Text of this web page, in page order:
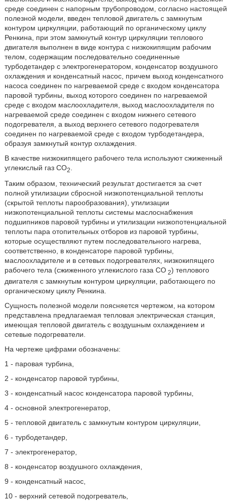
среде соединен с напорным трубопроводом, согласно настоящей
полезной модели, введен тепловой двигатель с замкнутым
контуром циркуляции, работающий по органическому циклу
Ренкина, при этом замкнутый контур циркуляции теплового
двигателя выполнен в виде контура с низкокипящим рабочим
телом, содержащим последовательно соединенные
турбодетандер с электрогенератором, конденсатор воздушного
охлаждения и конденсатный насос, причем выход конденсатного
насоса соединен по нагреваемой среде с входом конденсатора
паровой турбины, выход которого соединен по нагреваемой
среде с входом маслоохладителя, выход маслоохладителя по
нагреваемой среде соединен с входом нижнего сетевого
подогревателя, а выход верхнего сетевого подогревателя
соединен по нагреваемой среде с входом турбодетандера,
образуя замкнутый контур охлаждения.
В качестве низкокипящего рабочего тела используют сжиженный
углекислый газ CO2
Таким образом, технический результат достигается за счет
полной утилизации сбросной низкопотенциальной теплоты
(скрытой теплоты парообразования), утилизации
низкопотенциальной теплоты системы маслоснабжения
подшипников паровой турбины и утилизации низкопотенциальной
теплоты пара отопительных отборов из паровой турбины,
которые осуществляют путем последовательного нагрева,
соответственно, в конденсаторе паровой турбины,
маслоохладителе и в сетевых подогревателях, низкокипящего
рабочего тела (сжиженного углекислого газа CO2) теплового
двигателя с замкнутым контуром циркуляции, работающего по
органическому циклу Ренкина.
Сущность полезной модели поясняется чертежом, на котором
представлена предлагаемая тепловая электрическая станция,
имеющая тепловой двигатель с воздушным охлаждением и
сетевые подогреватели.
На чертеже цифрами обозначены:
1 - паровая турбина,
2 - конденсатор паровой турбины,
3 - конденсатный насос конденсатора паровой турбины,
4 - основной электрогенератор,
5 - тепловой двигатель с замкнутым контуром циркуляции,
6 - турбодетандер,
7 - электрогенератор,
8 - конденсатор воздушного охлаждения,
9 - конденсатный насос,
10 - верхний сетевой подогреватель,